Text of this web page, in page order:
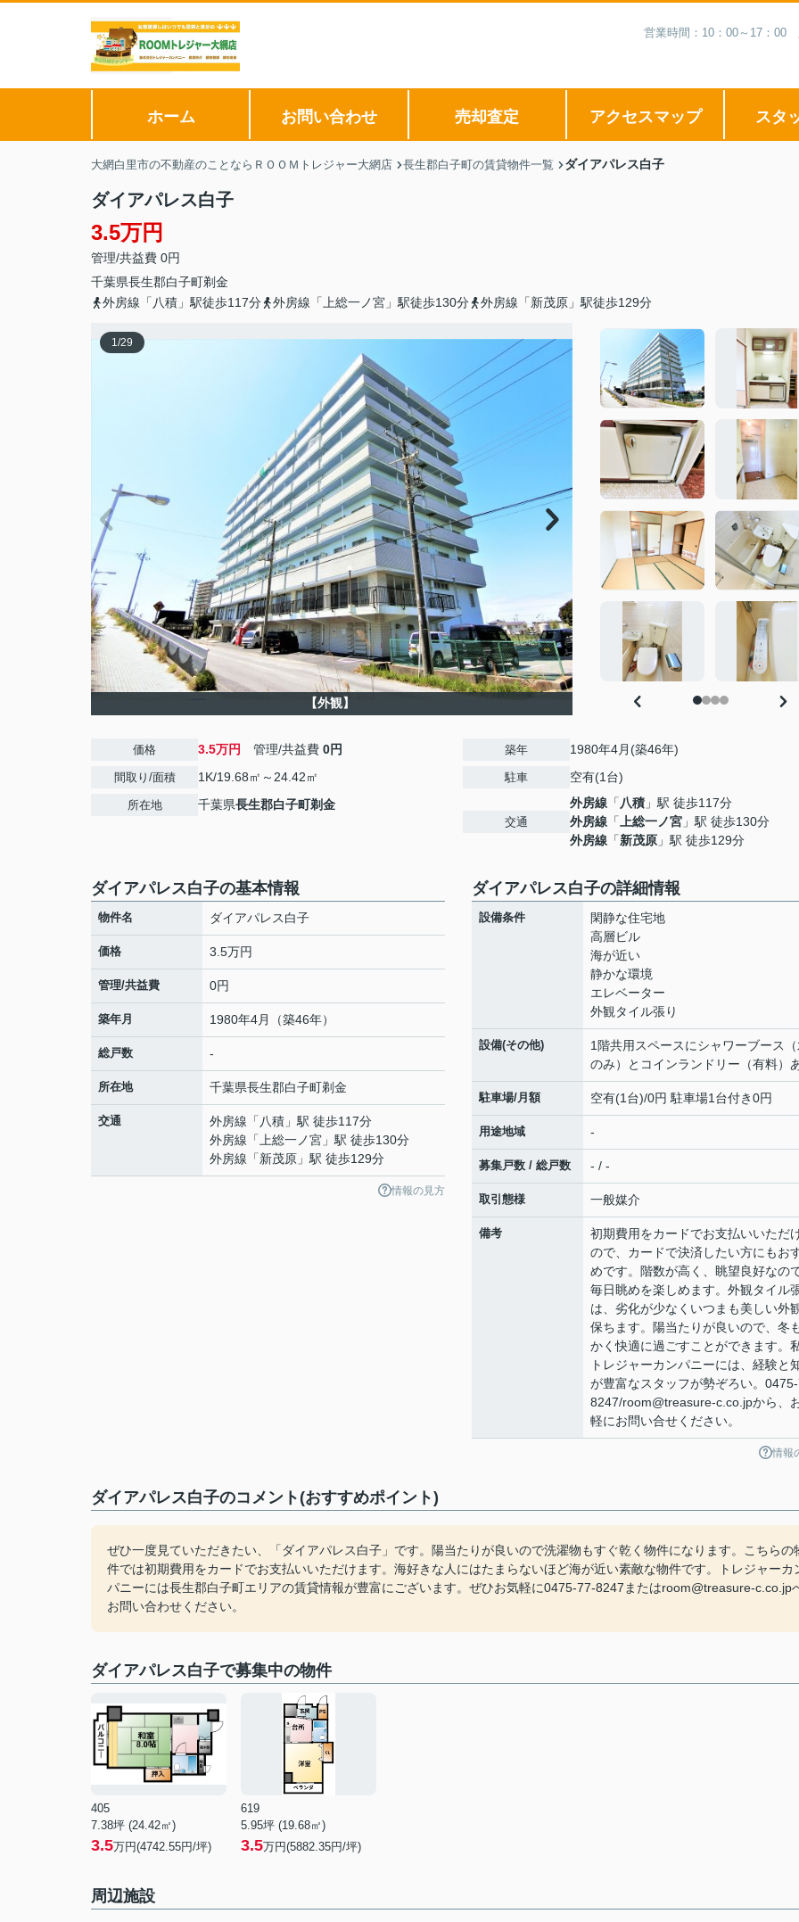
営業時間：10：00～17：00
ホーム お問い合わせ 売却査定 アクセスマップ スタ
大網白里市の不動産のことならＲＯＯＭトレジャー大網店 長生郡白子町の賃貸物件一覧 ダイアパレス白子
ダイアパレス白子
3.5万円
管理/共益費 0円
千葉県長生郡白子町剃金
外房線「八積」駅徒歩117分
外房線「上総一ノ宮」駅徒歩130分 外房線「新茂原」駅徒歩129分
1/29
【外観】
価格 3.5万円 管理/共益費 0円
間取り/面積 1K/19.68㎡～24.42㎡
所在地 千葉県長生郡白子町剃金
築年 1980年4月(築46年)
駐車 空有(1台)
交通
外房線 「 八積 」駅 徒歩117分
外房線 「 上総一ノ宮 」駅 徒歩130分
外房線 「新茂原 」駅 徒歩129分
ダイアパレス白子の基本情報
物件名 ダイアパレス白子
価格 3.5万円
管理/共益費 0円
築年月 1980年4月（築46年）
総戸数 -
所在地 千葉県長生郡白子町剃金
交通 外房線 「 八積 」駅 徒歩117分
外房線 「 上総一ノ宮 」駅 徒歩130分
外房線 「新茂原 」駅 徒歩129分
情報の見方
ダイアパレス白子の詳細情報
設備条件
閑静な住宅地
高層ビル
海が近い
静かな環境
エレベーター
外観タイル張り
設備(その他)
1階共用スペースにシャワーブース
のみ）とコインランドリー（有料）
駐車場/月額 空有(1台)/0円 駐車場1台付き0円
用途地域 -
募集戸数 / 総戸数 - / -
取引態様 一般媒介
備考
初期費用をカードでお支払いいただ
ので、カードで決済したい方にもお
めです。階数が高く、眺望良好なの
毎日眺めを楽しめます。外観タイル
は、劣化が少なくいつまも美しい外
保ちます。陽当たりが良いので、冬
かく快適に過ごすことができます。
トレジャーカンパニーには、経験と
が豊富なスタッフが勢ぞろい。
8247/room@treasure-c.co.jpから、
軽にお問い合せください。
情報
ダイアパレス白子のコメント(おすすめポイント)
ぜひ一度見ていただきたい、「ダイアパレス白子」です。陽当たりが良いので洗濯物もすぐ乾く物件になります。こちらの
件では初期費用をカードでお支払いいただけます。海好きな人にはたまらないほど海が近い素敵な物件です。トレジャーカ
パニーには長生郡白子町エリアの賃貸情報が豊富にございます。ぜひお気軽に0475-77-8247またはroom@treasure-c.co.jp
お問い合わせください。
ダイアパレス白子で募集中の物件
405
7.38坪 (24.42㎡)
3.5万円(4742.55円/坪)
619
5.95坪 (19.68㎡)
3.5万円(5882.35円/坪)
周辺施設